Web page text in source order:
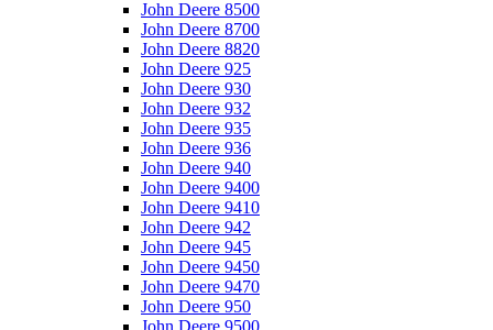
John Deere 8500
John Deere 8700
John Deere 8820
John Deere 925
John Deere 930
John Deere 932
John Deere 935
John Deere 936
John Deere 940
John Deere 9400
John Deere 9410
John Deere 942
John Deere 945
John Deere 9450
John Deere 9470
John Deere 950
John Deere 9500